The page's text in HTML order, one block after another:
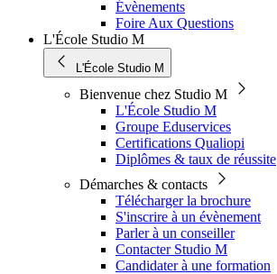
Évènements
Foire Aux Questions
L'École Studio M
L'École Studio M
Bienvenue chez Studio M
L'École Studio M
Groupe Eduservices
Certifications Qualiopi
Diplômes & taux de réussite
Démarches & contacts
Télécharger la brochure
S'inscrire à un évènement
Parler à un conseiller
Contacter Studio M
Candidater à une formation